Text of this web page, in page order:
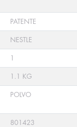
PATENTE
NESTLE
1.1 KG
POLVO
801423